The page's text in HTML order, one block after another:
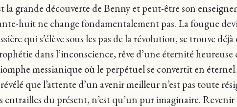
la grande découverte de Benny et peut-être son
huit ne change fondamentalement pas. La fougue
qui s’élève sous les pas de la révolution, se trouve
dans l’inconscience, rêve d’une éternité
messianique où le perpétuel se convertit en éternel.
que l’attente d’un avenir meilleur n’est pas toute
entrailles du présent, n’est qu’un pur imaginaire.